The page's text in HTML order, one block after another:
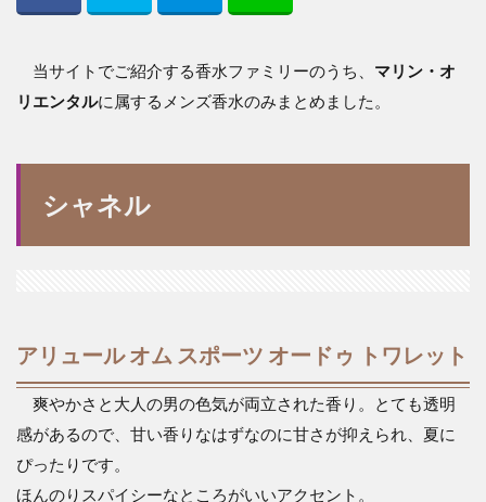
当サイトでご紹介する香水ファミリーのうち、 マリン・オ
リエンタルに属するメンズ香水のみまとめました。
シャネル
アリュール オム スポーツ オードゥ トワレット
爽やかさと大人の男の色気が両立された香り。とても透明
感があるので、甘い香りなはずなのに甘さが抑えられ、夏に
ぴったりです。
ほんのりスパイシーなところがいいアクセント。